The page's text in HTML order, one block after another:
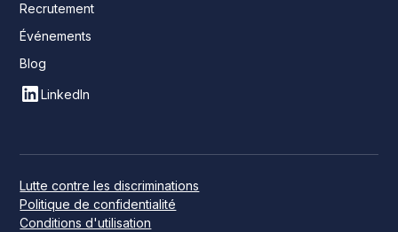
Recrutement
Événements
Blog
LinkedIn
Lutte contre les discriminations
Politique de confidentialité
Conditions d'utilisation